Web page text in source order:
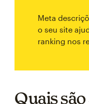
Meta
o seu site
ranking nos
Quais